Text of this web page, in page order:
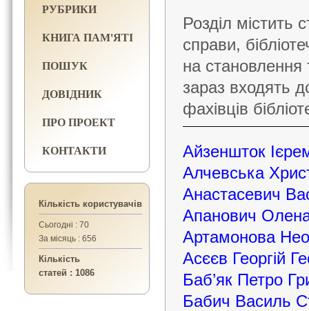
РУБРИКИ
КНИГА ПАМ'ЯТІ
ПОШУК
ДОВІДНИК
ПРО ПРОЕКТ
КОНТАКТИ
Кількість користувачів
Сьогодні : 70
За місяць : 656
Кількість
статей : 1086
Розділ містить
справи,
на становлення
зараз входять
фахівців
Айзеншток
Алчевська
Анастасевич
Апанович
Артамонова
Асєєв Георгій
Баб’як Петро
Бабич Василь